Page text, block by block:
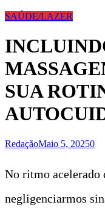
SAÚDE/LAZER
SUA
RedaçãoMaio 5, 20250
No ritmo acelerado
negligenciarmos